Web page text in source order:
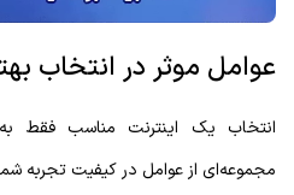
عوامل موثر در انتخاب
انتخاب یک اینترنت مناسب فقط
مجموعه‌ای از عوامل در کیفیت تجربه